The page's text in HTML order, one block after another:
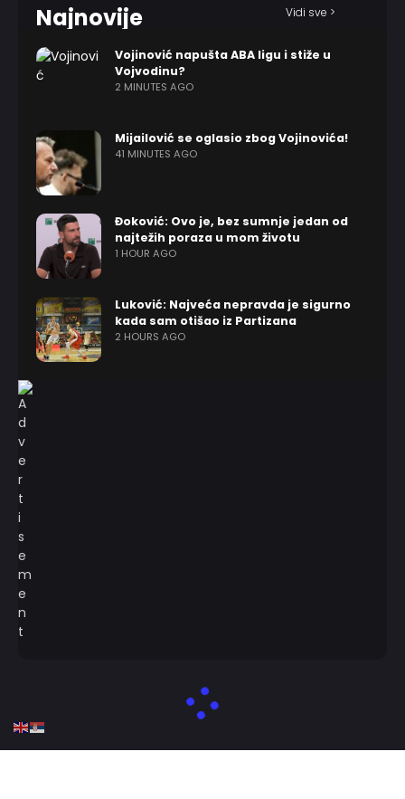
Najnovije Vidi sve >
Vojinović napušta ABA ligu i stiže u
Vojvodinu?
2 MINUTES AGO
Mijailović se oglasio zbog Vojinovića!
41 MINUTES AGO
Đoković: Ovo je, bez sumnje jedan od
najtežih poraza u mom životu
1 HOUR AGO
Luković: Najveća nepravda je sigurno
kada sam otišao iz Partizana
2 HOURS AGO